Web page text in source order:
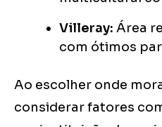
Villeray: Área
com ótimos
Ao escolher onde
considerar fatores